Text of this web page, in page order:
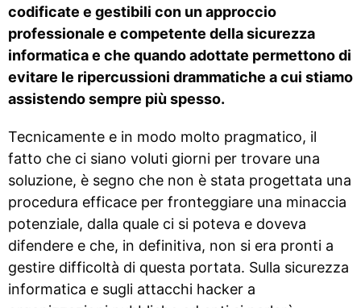
codificate e gestibili con un approccio
professionale e competente della sicurezza
informatica e che quando adottate permettono di
evitare le ripercussioni drammatiche a cui stiamo
assistendo sempre più spesso.
Tecnicamente e in modo molto pragmatico, il
fatto che ci siano voluti giorni per trovare una
soluzione, è segno che non è stata progettata una
procedura efficace per fronteggiare una minaccia
potenziale, dalla quale ci si poteva e doveva
difendere e che, in definitiva, non si era pronti a
gestire difficoltà di questa portata. Sulla sicurezza
informatica e sugli attacchi hacker a